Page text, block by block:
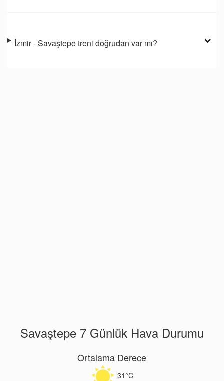
İzmir - Savaştepe treni doğrudan var mı?
Savaştepe 7 Günlük Hava Durumu
Ortalama Derece
31°C